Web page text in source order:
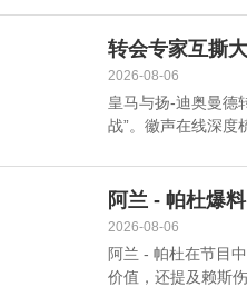
转会专家互撕
2026-08-06
皇马与扬-迪奥曼德
战”。徽声在线深度
阿兰 - 帕杜爆
王？
2026-08-06
阿兰 - 帕杜在节目
价值，还提及赖斯